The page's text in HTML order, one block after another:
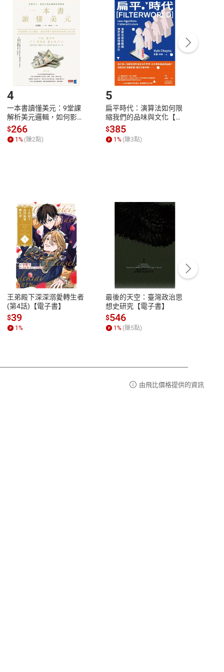
點選「瀏覽訂單明細」 「申請取消訂單/退
貨。
付款方式
Payment
完成訂單
Complete
號，下載書籍後看書
性
參
客服資訊
服務時間：週一到週五 10:00-12:00、
13:00-17:00 (國定假日及例假日休息)
客服電話：0080-1857077
4
一本書讀懂美元：9堂課
解析美元邏輯，如何影響
全球經濟和每個人的投資
【電子書】
$266
1% (賺2點)
5
扁平時代：演算法如何限
縮我們的品味與文化【電
子書】
$385
1% (賺3點)
王弟殿下深深溺愛轉生者
(第4話)【電子書】
$39
1%
最後的天空：臺灣政治思
想史研究【電子書】
$546
1% (賺5點)
由飛比價格提供的資訊